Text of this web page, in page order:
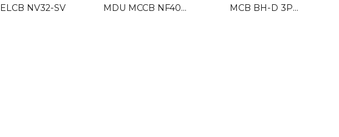
ELCB NV32-SV
MDU MCCB NF400-
MCB BH-D 3P